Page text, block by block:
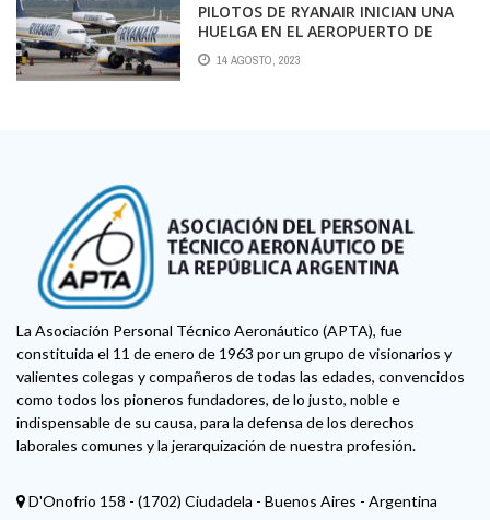
PILOTOS DE RYANAIR INICIAN UNA
HUELGA EN EL AEROPUERTO DE
CHARLEROI (BRUSELAS)
14 AGOSTO, 2023
La Asociación Personal Técnico Aeronáutico (APTA), fue
constituida el 11 de enero de 1963 por un grupo de visionarios y
valientes colegas y compañeros de todas las edades, convencidos
como todos los pioneros fundadores, de lo justo, noble e
indispensable de su causa, para la defensa de los derechos
laborales comunes y la jerarquización de nuestra profesión.
D'Onofrio 158 - (1702) Ciudadela - Buenos Aires - Argentina